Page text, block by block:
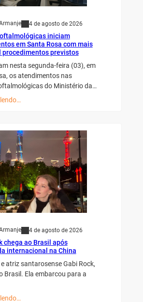
4 de agosto de 2026
iniciam
em Santa Rosa com mais
procedimentos previstos
nesta segunda-feira (03), em
os atendimentos nas
do Ministério da…
4 de agosto de 2026
chega ao Brasil após
internacional na China
atriz santarosense Gabi Rock,
Brasil. Ela embarcou para a